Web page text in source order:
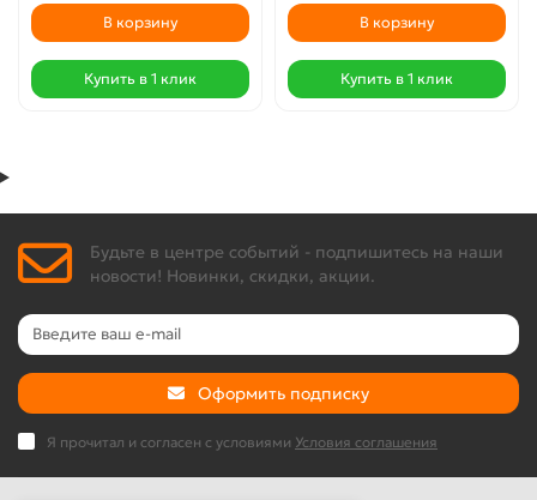
В корзину
Купить в 1 клик
В корзину
Купить в 1 клик
Будьте в центре событий - подпишитесь на наши
новости! Новинки, скидки, акции.
Оформить подписку
Я прочитал и согласен с условиями Условия соглашения